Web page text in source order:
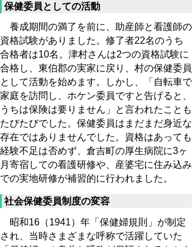
保健委員としての活動
養成期間の満了を前に、助産師と看護師の
資格試験がありました。修了者22名のうち
合格者は10名。津村さんは2つの資格試験に
合格し、東伯郡の実家に戻り、村の保健委員
として活動を始めます。しかし、「自転車で
家庭を訪問し、ホケン委員ですと告げると、
うちは保険は要りません」と言われたことも
たびたびでした。保健委員はまだまだ身近な
存在ではありませんでした。資格はあっても
経験不足は否めず、倉吉町の厚生病院に3ヶ
月寄宿しての看護研修や、産婆宅に住み込み
での実地研修が補習的に行われました。
社会保健委員制度の変容
昭和16（1941）年「保健婦規則」が制定
され、当時さまざまな呼称で活躍していた